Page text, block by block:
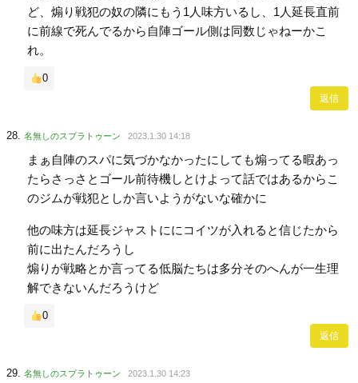
ど、煽り戦犯の奴の隣にもう1人味方いるし、1人延長直前
に前線で死んでるから自陣ゴール側は同数じゃねーかこ
れ。
0
返信
名無しのスプラトゥーン 2023.1.30 14:18
まぁ自陣のスパに気づかなかったにしても煽ってる暇あっ
たらさっさとゴール前待機しとけよって話ではあるからこ
のジムが戦犯としか言いようがないな確かに
他の味方は延長ジャストににコイツが入れると信じたから
前に出たんだろうし
煽りが戦略とか言ってる低脳たちは多分そのへんが一生理
解できないんだろうけど
0
返信
名無しのスプラトゥーン 2023.1.30 14:23